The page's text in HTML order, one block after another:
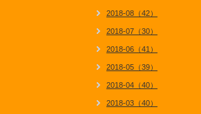
2018-08（42）
2018-07（30）
2018-06（41）
2018-05（39）
2018-04（40）
2018-03（40）